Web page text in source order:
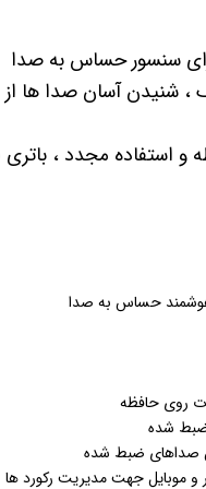
سنسور حساس به صدا
داخلی 16 گیگ ، شنیدن آسان
استفاده مجدد ، باتری
حساس به صدا
روی حافظه
شده
صداهای ضبط شده
و موبایل جهت مدیریت رکورد ها